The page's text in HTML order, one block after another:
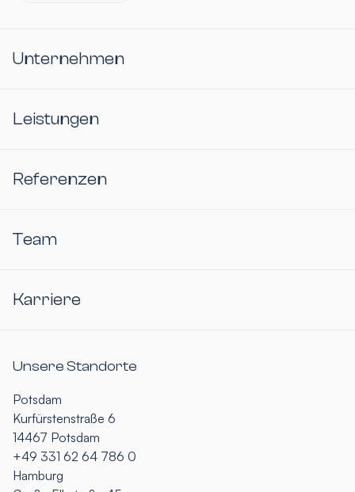
Unternehmen
Leistungen
Referenzen
Team
Karriere
Unsere Standorte
Potsdam
Kurfürstenstraße 6
14467 Potsdam
+49 331 62 64 786 0
Hamburg